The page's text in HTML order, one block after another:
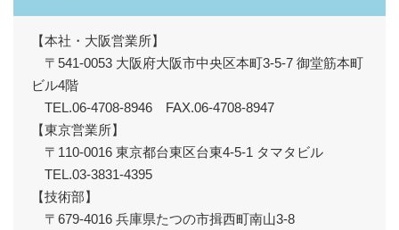
【本社・大阪営業所】
〒541-0053 大阪府大阪市中央区本町3-5-7 御堂筋本町
ビル4階
TEL.06-4708-8946 FAX.06-4708-8947
【東京営業所】
〒110-0016 東京都台東区台東4-5-1 タマタビル
TEL.03-3831-4395
【技術部】
〒679-4016 兵庫県たつの市揖西町南山3-8